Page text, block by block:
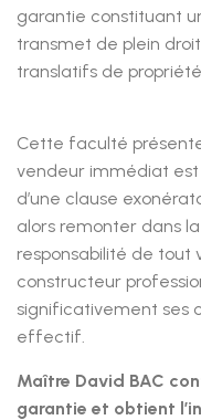
garantie constituant
transmet de plein
translatifs de propriété.
Cette faculté
vendeur immédiat est
d’une clause
alors remonter dans
responsabilité de tout
constructeur
significativement ses
effectif.
Maître David BAC
garantie et obtient